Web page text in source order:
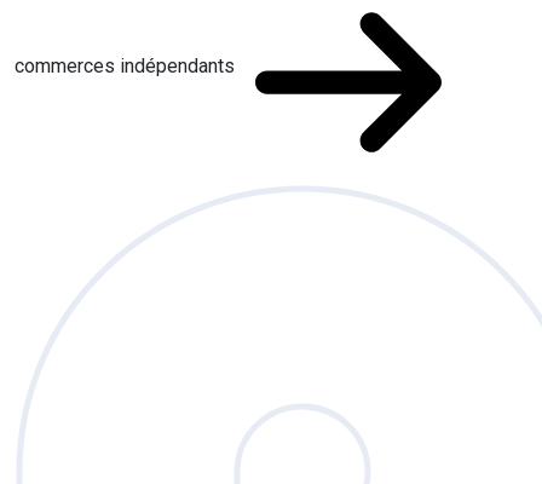
commerces indépendants